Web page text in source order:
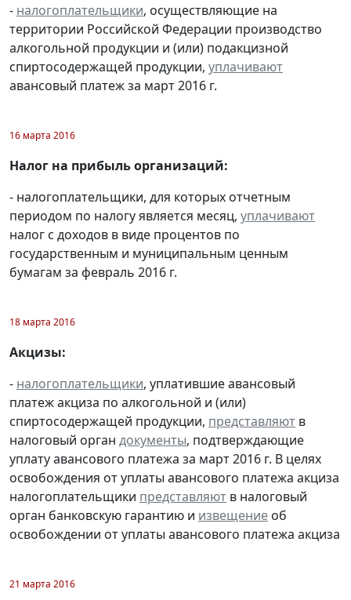
- налогоплательщики, осуществляющие на
территории Российской Федерации производство
алкогольной продукции и (или) подакцизной
спиртосодержащей продукции, уплачивают
авансовый платеж за март 2016 г.
16 марта 2016
Налог на прибыль организаций:
- налогоплательщики, для которых отчетным
периодом по налогу является месяц, уплачивают
налог с доходов в виде процентов по
государственным и муниципальным ценным
бумагам за февраль 2016 г.
18 марта 2016
Акцизы:
- налогоплательщики, уплатившие авансовый
платеж акциза по алкогольной и (или)
спиртосодержащей продукции, представляют в
налоговый орган документы, подтверждающие
уплату авансового платежа за март 2016 г. В целях
освобождения от уплаты авансового платежа акциза
налогоплательщики представляют в налоговый
орган банковскую гарантию и извещение об
освобождении от уплаты авансового платежа акциза
21 марта 2016